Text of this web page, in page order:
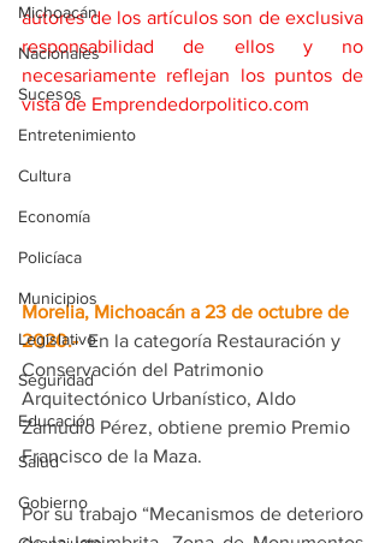
Michoacán
Nacionales
Sucesos
Entretenimiento
Cultura
Economía
Policíaca
Municipios
Legislativo
Seguridad
Educación
Salud
Gobierno
autores de los artículos son de exclusiva
responsabilidad de ellos y no
necesariamente reflejan los puntos de
vista de Emprendedorpolitico.com
Morelia, Michoacán a 23 de octubre de
2020.- En la categoría Restauración y
Conservación del Patrimonio
Arquitectónico Urbanístico, Aldo
Zamudio Pérez, obtiene premio Premio
Francisco de la Maza.
Por su trabajo “Mecanismos de deterioro